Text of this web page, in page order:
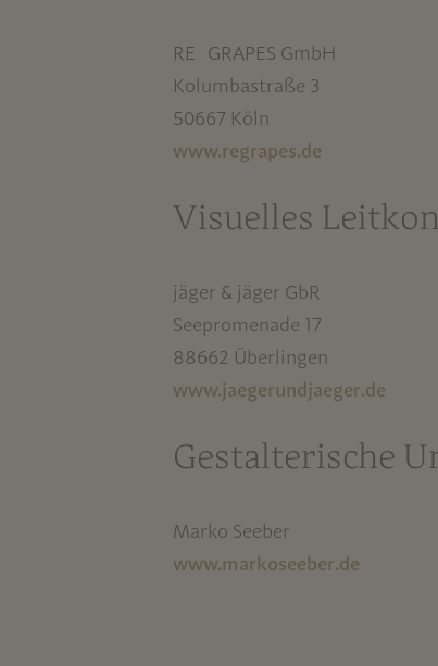
RE GRAPES GmbH
Kolumbastraße 3
50667 Köln
www.regrapes.de
Visuelles
jäger & jäger GbR
Seepromenade 17
88662 Überlingen
www.jaegerundjaeger.de
Gestalterische
Marko Seeber
www.markoseeber.de